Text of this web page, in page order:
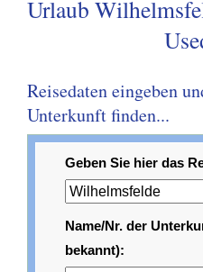
Urlaub
Reisedaten eingeben
Unterkunft finden...
Geben Sie hier das
Name/Nr. der
bekannt):